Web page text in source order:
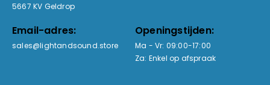
5667 KV Geldrop
Email-adres:
sales@lightandsound.store
Openingstijden:
Ma - Vr: 09:00-17:00
Za: Enkel op afspraak